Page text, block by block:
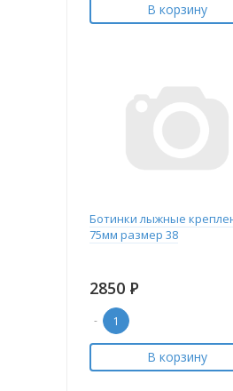
В корзину
Ботинки лыжные
75мм размер 38
2850 Р
-
В корзину